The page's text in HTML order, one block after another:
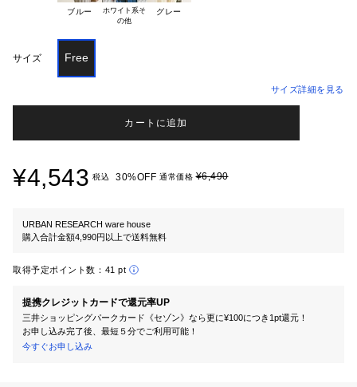
ブルー
ホワイト系そ
グレー
サイズ Free
サイズ詳細を見る
カートに追加
¥4,543 税込 30%OFF 通常価格¥6,490
URBAN RESEARCH ware house
購入合計金額4,990円以上で送料無料
取得予定ポイント数： 41 pt
提携クレジットカードで還元率UP
三井ショッピングパークカード《セゾン》なら更に¥100につき1pt還元！
お申し込み完了後、最短５分でご利用可能！
今すぐお申し込み